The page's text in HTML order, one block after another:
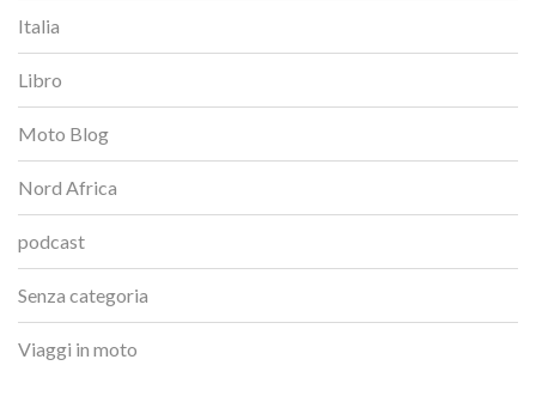
Italia
Libro
Moto Blog
Nord Africa
podcast
Senza categoria
Viaggi in moto